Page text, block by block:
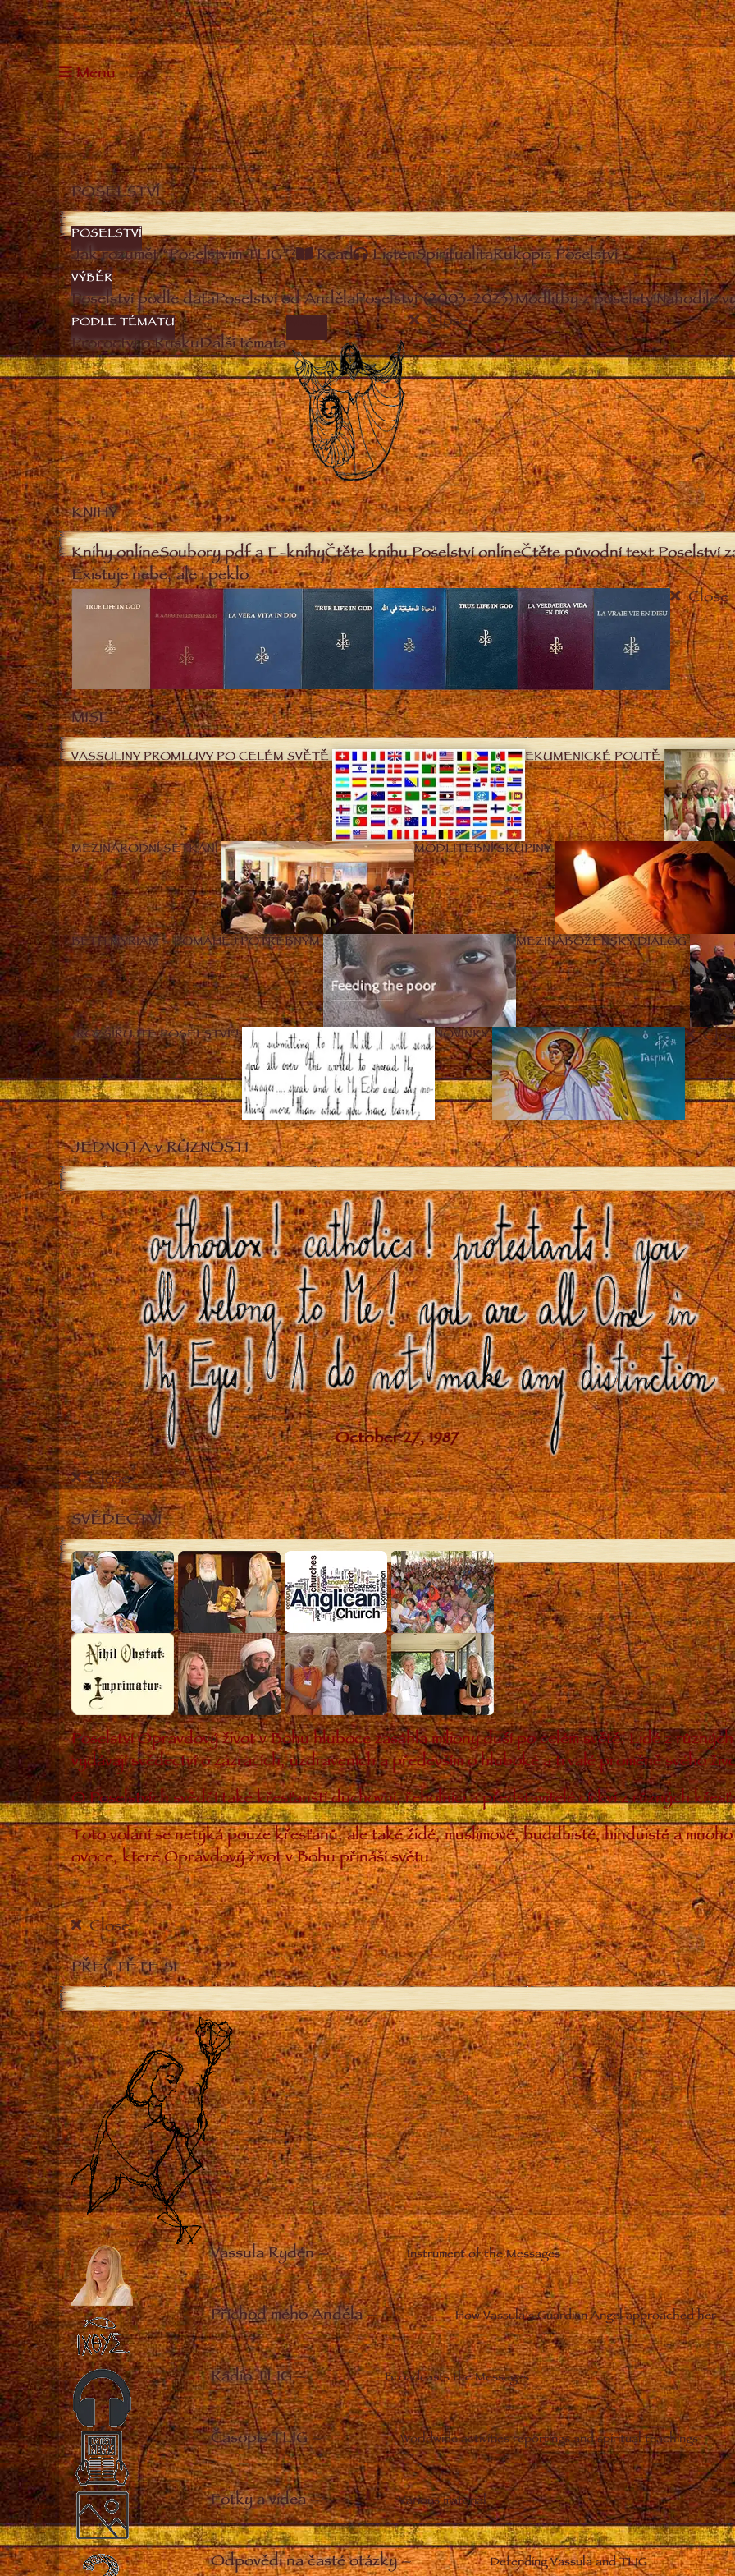
Menu
POSELSTVÍ
POSELSTVÍ
Jak rozumět “Poselstvím TLIG”? Read ListenSpiritualitaRukopis Poselství
VÝBĚR
Poselství podle dataPoselství od AndělaPoselství (2003-2023)Modlitby z poselstvíNahodile
PODLE TÉMATU
Proroctví o RuskuDalší témata
Close
KNIHY
Knihy onlineSoubory pdf a E-knihyČtěte knihu Poselství onlineČtěte původní text Poselství
Existuje nebe, ale i peklo
Close
MISE
VASSULINY PROMLUVY PO CELÉM SVĚTĚ EKUMENICKÉ POUTĚ
MEZINÁRODNÍ SETKÁNÍ MODLITEBNÍ SKUPINY
BETH MYRIAM – POMÁHEJ POTŘEBNÝM MEZINÁBOŽENSKÝ DIALOG
„ROZŠIŘUJTE POSELSTVÍ“! NOVINKY
JEDNOTA v RŮZNOSTI
Close
SVĚDECTVÍ
Poselství Opravdový život v Bohu hluboce zasáhla miliony duší po celém světě. Lidé z
vydávají svědectví o zázracích, uzdraveních a především o hluboké a trvalé proměně svého
O Poselstvích svědčí také křesťanští duchovní, řeholníci a představitelé církví z různých
Toto volání se netýká pouze křesťanů, ale také židé, muslimové, buddhisté, hinduisté a
ovoce, které Opravdový život v Bohu přináší světu.
Close
PŘEČTĚTE SI
Vassula Rydén– Instrument of the Messages
Příchod mého Anděla– How Vassula’s Guardian Angel approached her
Rádio TLIG– Broadcasts the Messages
Časopis TLIG– Worldwide activities reportings and spiritual teachings
Fotky a videa– Various material
Odpovědi na časté otázky– Defending Vassula and TLIG